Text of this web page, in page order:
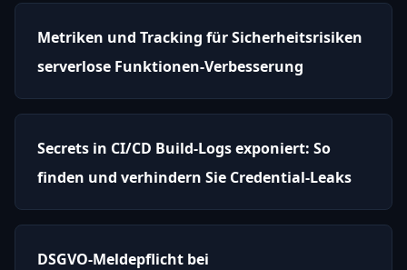
Metriken und Tracking für Sicherheitsrisiken
serverlose Funktionen-Verbesserung
Secrets in CI/CD Build-Logs exponiert: So
finden und verhindern Sie Credential-Leaks
DSGVO-Meldepflicht bei